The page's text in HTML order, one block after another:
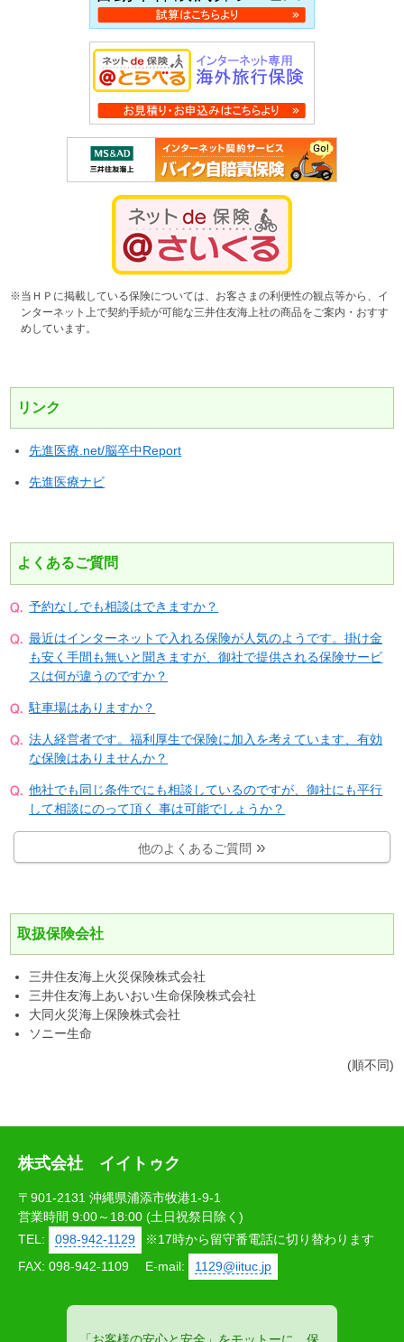
※当ＨＰに掲載している保険については、お客さまの利便性の観点等から、イ
ンターネット上で契約手続が可能な三井住友海上社の商品をご案内・おすす
めしています。
リンク
先進医療.net/脳卒中Report
先進医療ナビ
よくあるご質問
予約なしでも相談はできますか？
最近はインターネットで入れる保険が人気のようです。掛け金
も安く手間も無いと聞きますが、御社で提供される保険サービ
スは何が違うのですか？
駐車場はありますか？
法人経営者です。福利厚生で保険に加入を考えています、有効
な保険はありませんか？
他社でも同じ条件でにも相談しているのですが、御社にも平行
して相談にのって頂く 事は可能でしょうか？
他のよくあるご質問
取扱保険会社
三井住友海上火災保険株式会社
三井住友海上あいおい生命保険株式会社
大同火災海上保険株式会社
ソニー生命
(順不同)
株式会社 イイトゥク
〒901-2131 沖縄県浦添市牧港1-9-1
営業時間 9:00～18:00 (土日祝祭日除く)
TEL:
098-942-1129
※17時から留守番電話に切り替わります
FAX: 098-942-1109
E-mail: 1129@iituc.jp